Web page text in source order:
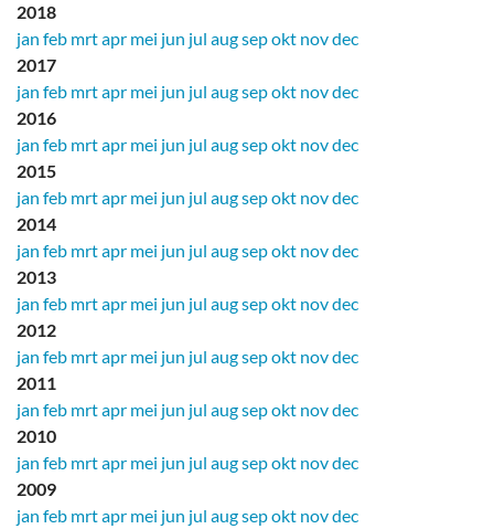
2018
jan feb mrtapr mei jun jul augsepokt novdec
2017
jan feb mrtapr mei jun jul augsepokt novdec
2016
jan feb mrtapr mei jun jul augsepokt novdec
2015
jan feb mrtapr mei jun jul augsepokt novdec
2014
jan feb mrtapr mei jun jul augsepokt novdec
2013
jan feb mrtapr mei jun jul augsepokt novdec
2012
jan feb mrtapr mei jun jul augsepokt novdec
2011
jan feb mrtapr mei jun jul augsepokt novdec
2010
jan feb mrtapr mei jun jul augsepokt novdec
2009
jan feb mrtapr mei jun jul augsepokt novdec